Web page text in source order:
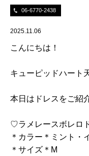
06-6770-2438
2025.11.06
こんにちは！
キューピッドハー
本日はドレスをご紹
♡ラメレースボレロ
＊カラー＊ミント・
＊サイズ＊M